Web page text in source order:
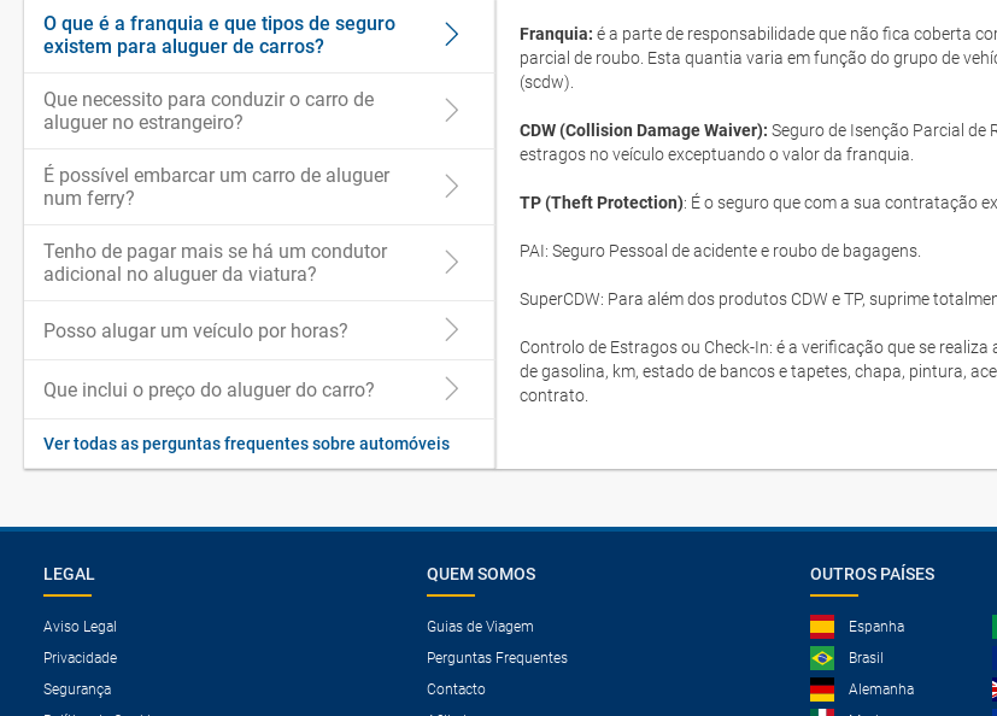
O que é a franquia e que tipos de seguro
existem para aluguer de carros?
Que necessito para conduzir o carro de
aluguer no estrangeiro?
É possível embarcar um carro de aluguer
num ferry?
Tenho de pagar mais se há um condutor
adicional no aluguer da viatura?
Posso alugar um veículo por horas?
Que inclui o preço do aluguer do carro?
Ver todas as perguntas frequentes sobre automóveis
Franquia:é a parte de responsabilidade que não fica coberta
parcial de roubo. Esta quantia varia em função do grupo de
(scdw).
CDW (Collision Damage Waiver): Seguro de Isenção Parcial de
estragos no veículo exceptuando o valor da franquia.
TP (Theft Protection): É o seguro que com a sua contratação
PAI: Seguro Pessoal de acidente e roubo de bagagens.
SuperCDW: Para além dos produtos CDW e TP, suprime
Controlo de Estragos ou Check-In: é a verificação que se
de gasolina, km, estado de bancos e tapetes, chapa, pintura,
contrato.
LEGAL
Aviso Legal
Privacidade
Segurança
QUEM SOMOS
Guias de Viagem
Perguntas Frequentes
Contacto
OUTROS PAÍSES
Espanha
Brasil
Alemanha